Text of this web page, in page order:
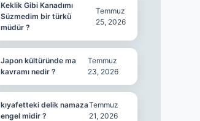
Keklik Gibi Kanadımı
Süzmedim bir türkü
müdür ?
Temmuz
25, 2026
Japon kültüründe ma
kavramı nedir ?
Temmuz
23, 2026
kıyafetteki delik namaza
engel midir ?
Temmuz
21, 2026